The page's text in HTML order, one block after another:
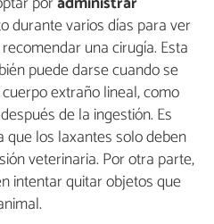
durante varios días para ver
una cirugía. Esta
puede darse cuando se
extraño lineal, como
de la ingestión. Es
los laxantes solo deben
veterinaria. Por otra parte,
intentar quitar objetos que